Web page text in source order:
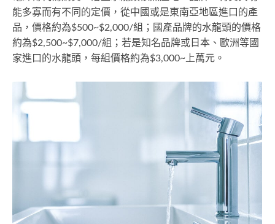
能多寡而有不同的定價，從中國或是東南亞地區進口的產
品，價格約為$500~$2,000/組；國產品牌的水龍頭的價格
約為$2,500~$7,000/組；若是知名品牌或日本、歐洲等國
家進口的水龍頭，每組價格約為$3,000~上萬元。